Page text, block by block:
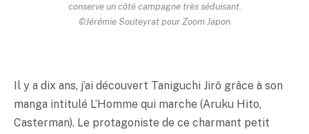
conserve un côté campagne très séduisant.
©Jérémie Souteyrat pour Zoom Japon
Il y a dix ans, j’ai découvert Taniguchi Jirô grâce à son
manga intitulé L’Homme qui marche (Aruku Hito,
Casterman). Le protagoniste de ce charmant petit